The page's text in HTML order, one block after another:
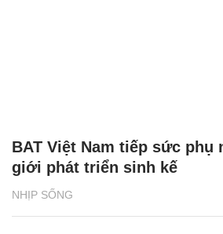
NHỊP SỐNG
BAT Việt Nam tiếp sức phụ
giới phát triển sinh kế